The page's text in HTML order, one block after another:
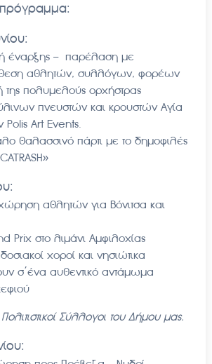
έναρξης – παρέλαση με
αθλητών, συλλόγων, φορέων
της πολυμελούς ορχήστρας
πνευστών και κρουστών Αγία
Polis Art Events.
θαλασσινό πάρτι με το δημοφιλές
αθλητών για Βόνιτσα και
Prix στο λιμάνι Αμφιλοχίας
χοροί και νησιώτικα
σ΄ένα αυθεντικό αντάμωμα
Σύλλογοι του Δήμου μας.